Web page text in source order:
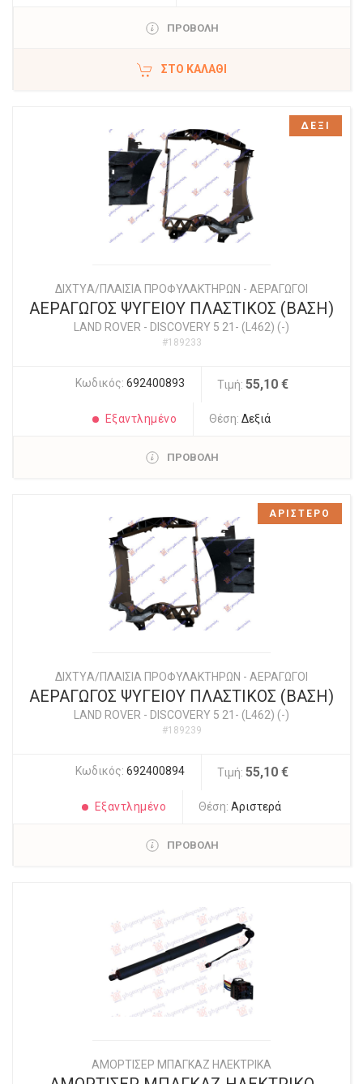
ΠΡΟΒΟΛΗ
ΣΤΟ ΚΑΛΆΘΙ
ΔΙΧΤYΑ/ΠΛΑΙΣΙΑ ΠΡΟΦΥΛΑΚΤΗΡΩΝ - ΑΕΡΑΓΩΓΟΙ
ΑΕΡΑΓΩΓΟΣ ΨΥΓΕΙΟΥ ΠΛΑΣΤΙΚΟΣ (ΒΑΣΗ)
LAND ROVER - DISCOVERY 5 21- (L462) (-)
#189233
Κωδικός: 692400893 Τιμή: 55,10 €
Εξαντλημένο Θέση:Δεξιά
ΠΡΟΒΟΛΗ
ΔΕΞΙ
ΔΙΧΤYΑ/ΠΛΑΙΣΙΑ ΠΡΟΦΥΛΑΚΤΗΡΩΝ - ΑΕΡΑΓΩΓΟΙ
ΑΕΡΑΓΩΓΟΣ ΨΥΓΕΙΟΥ ΠΛΑΣΤΙΚΟΣ (ΒΑΣΗ)
LAND ROVER - DISCOVERY 5 21- (L462) (-)
#189239
Κωδικός: 692400894 Τιμή: 55,10 €
Εξαντλημένο Θέση:Αριστερά
ΠΡΟΒΟΛΗ
ΑΡΙΣΤΕΡΟ
ΑΜΟΡΤΙΣΕΡ ΜΠΑΓΚΑΖ ΗΛΕΚΤΡΙΚΑ